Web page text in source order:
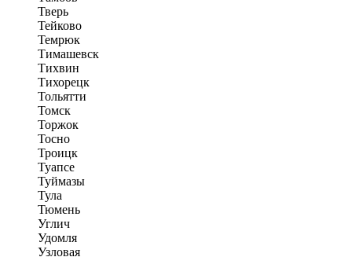
Тверь
Тейково
Темрюк
Тимашевск
Тихвин
Тихорецк
Тольятти
Томск
Торжок
Тосно
Троицк
Туапсе
Туймазы
Тула
Тюмень
Углич
Удомля
Узловая